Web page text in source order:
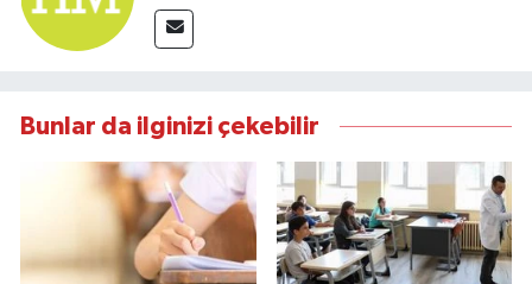
Bunlar da ilginizi çekebilir